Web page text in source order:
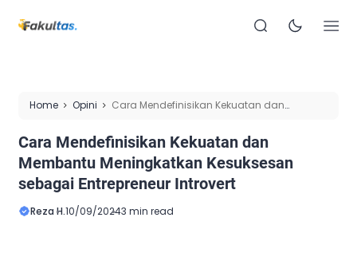
Home Opini
Cara Mendefinisikan Kekuatan dan
Introvert
Cara Mendefinisikan Kekuatan dan
Membantu Meningkatkan Kesuksesan
sebagai Entrepreneur Introvert
Reza H.10/09/20243 min read